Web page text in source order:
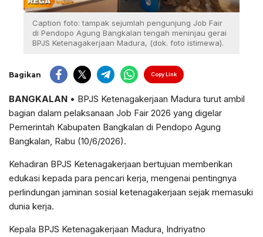
Caption foto: tampak sejumlah pengunjung Job Fair
di Pendopo Agung Bangkalan tengah meninjau gerai
BPJS Ketenagakerjaan Madura, (dok. foto istimewa).
Bagikan Copy Link
BANGKALAN • BPJS Ketenagakerjaan Madura turut ambil
bagian dalam pelaksanaan Job Fair 2026 yang digelar
Pemerintah Kabupaten Bangkalan di Pendopo Agung
Bangkalan, Rabu (10/6/2026).
Kehadiran BPJS Ketenagakerjaan bertujuan memberikan
edukasi kepada para pencari kerja, mengenai pentingnya
perlindungan jaminan sosial ketenagakerjaan sejak memasuki
dunia kerja.
Kepala BPJS Ketenagakerjaan Madura, Indriyatno